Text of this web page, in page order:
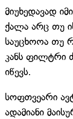
მიუხედავად
ქალა არც თუ
საუცხოოა თუ
კანს ფილტრი
იწევს.
სოფთვეარი
ადამიანი